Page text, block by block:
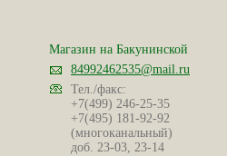
Магазин на Бакунинской
84992462535@mail.ru
Тел./факс:
+7(499) 246-25-35
+7(495) 181-92-92
(многоканальный)
доб. 23-03, 23-14